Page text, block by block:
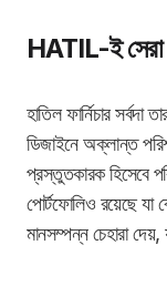
HATIL-ই সেরা
হাতিল ফার্নিচার সর্বদা
ডিজাইনে অক্লান্ত
প্রস্তুতকারক হিসেবে
পোর্টফোলিও রয়েছে
মানসম্পন্ন চেহারা